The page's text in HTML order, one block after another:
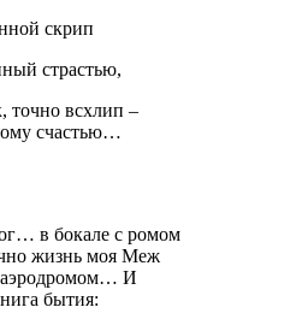
скрип
страстью,
точно всхлип –
счастью…
в бокале с ромом
жизнь моя Меж
И
бытия: